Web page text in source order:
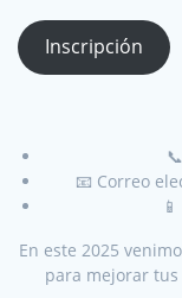
Inscripción
📧 Correo
En este 2025
para mejorar